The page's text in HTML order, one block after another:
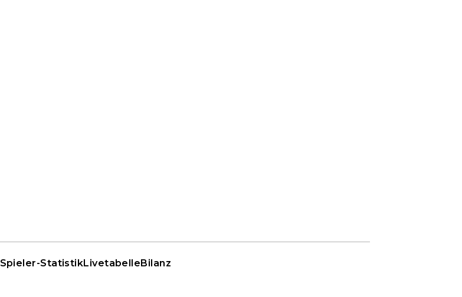
Spieler-StatistikLivetabelleBilanz